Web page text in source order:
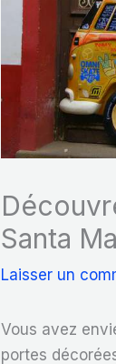
Santa
Laisser un
Vous avez
portes